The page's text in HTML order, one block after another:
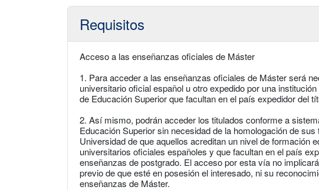
Requisitos
Acceso a las enseñanzas oficiales de Máster
1. Para acceder a las enseñanzas oficiales de Máster será
universitario oficial español u otro expedido por una
de Educación Superior que facultan en el país expedidor del
2. Así mismo, podrán acceder los titulados conforme a
Educación Superior sin necesidad de la homologación de
Universidad de que aquellos acreditan un nivel de formación
universitarios oficiales españoles y que facultan en el país
enseñanzas de postgrado. El acceso por esta vía no
previo de que esté en posesión el interesado, ni su
enseñanzas de Máster.